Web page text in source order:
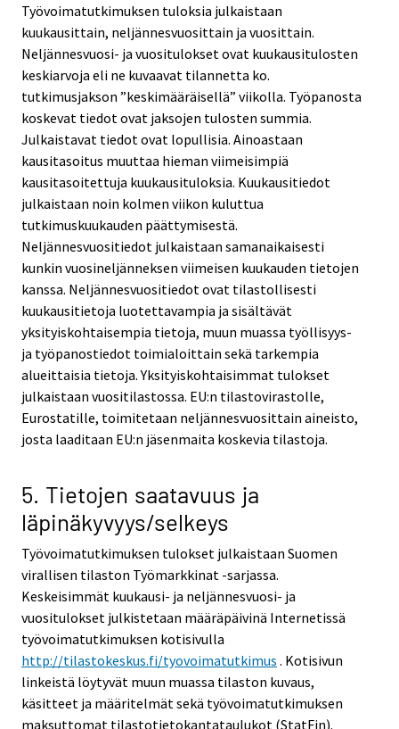
Työvoimatutkimuksen tuloksia julkaistaan
kuukausittain, neljännesvuosittain ja vuosittain.
Neljännesvuosi- ja vuositulokset ovat kuukausitulosten
keskiarvoja eli ne kuvaavat tilannetta ko.
tutkimusjakson ”keskimääräisellä” viikolla. Työpanosta
koskevat tiedot ovat jaksojen tulosten summia.
Julkaistavat tiedot ovat lopullisia. Ainoastaan
kausitasoitus muuttaa hieman viimeisimpiä
kausitasoitettuja kuukausituloksia. Kuukausitiedot
julkaistaan noin kolmen viikon kuluttua
tutkimuskuukauden päättymisestä.
Neljännesvuositiedot julkaistaan samanaikaisesti
kunkin vuosineljänneksen viimeisen kuukauden tietojen
kanssa. Neljännesvuositiedot ovat tilastollisesti
kuukausitietoja luotettavampia ja sisältävät
yksityiskohtaisempia tietoja, muun muassa työllisyys-
ja työpanostiedot toimialoittain sekä tarkempia
alueittaisia tietoja. Yksityiskohtaisimmat tulokset
julkaistaan vuositilastossa. EU:n tilastovirastolle,
Eurostatille, toimitetaan neljännesvuosittain aineisto,
josta laaditaan EU:n jäsenmaita koskevia tilastoja.
5. Tietojen saatavuus ja
läpinäkyvyys/selkeys
Työvoimatutkimuksen tulokset julkaistaan Suomen
virallisen tilaston Työmarkkinat -sarjassa.
Keskeisimmät kuukausi- ja neljännesvuosi- ja
vuositulokset julkistetaan määräpäivinä Internetissä
työvoimatutkimuksen kotisivulla
http://tilastokeskus.fi/tyovoimatutkimus . Kotisivun
linkeistä löytyvät muun muassa tilaston kuvaus,
käsitteet ja määritelmät sekä työvoimatutkimuksen
maksuttomat tilastotietokantataulukot (StatFin).